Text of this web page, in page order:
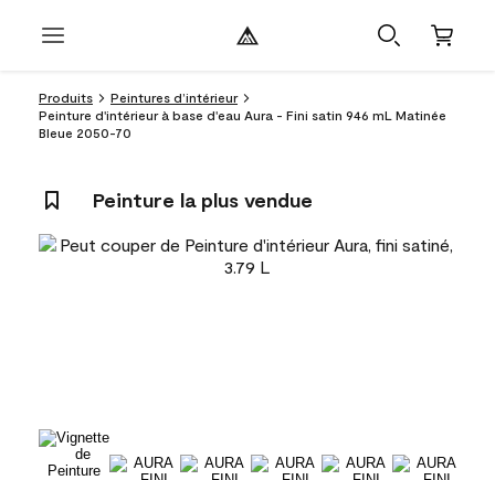
Produits
Peintures d’intérieur
Peinture d'intérieur à base d'eau Aura - Fini satin 946 mL Matinée
Bleue 2050-70
Peinture la plus vendue